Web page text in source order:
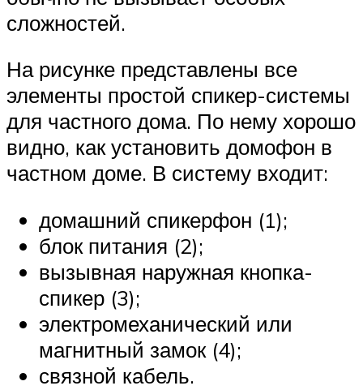
сложностей.
На рисунке представлены все
элементы простой спикер-системы
для частного дома. По нему хорошо
видно, как установить домофон в
частном доме. В систему входит:
домашний спикерфон (1);
блок питания (2);
вызывная наружная кнопка-
спикер (3);
электромеханический или
магнитный замок (4);
связной кабель.